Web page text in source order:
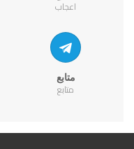
اعجاب
متابع
متابع